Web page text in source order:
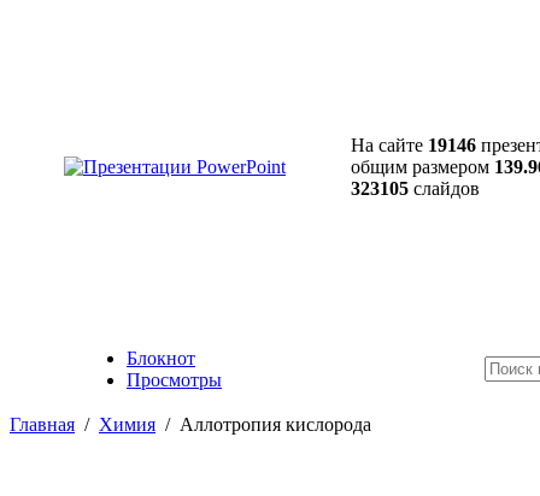
На сайте 19146
общим размером
323105 слайдов
Блокнот
Просмотры
Главная / Химия / Аллотропия кислорода